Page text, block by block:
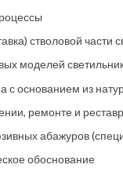
стволовой части
моделей
с основанием из
ремонте и
абажуров
обоснование